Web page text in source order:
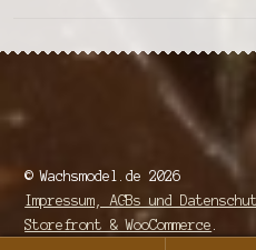
© Wachsmodel.de 2026
Impressum, AGBs und
Storefront & WooCommerce